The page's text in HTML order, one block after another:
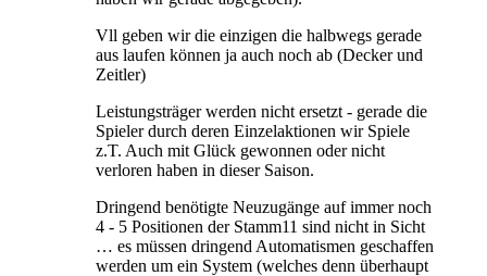
Vll geben wir die einzigen die halbwegs gerade
aus laufen können ja auch noch ab (Decker und
Zeitler)
Leistungsträger werden nicht ersetzt - gerade die
Spieler durch deren Einzelaktionen wir Spiele
z.T. Auch mit Glück gewonnen oder nicht
verloren haben in dieser Saison.
Dringend benötigte Neuzugänge auf immer noch
4 - 5 Positionen der Stamm11 sind nicht in Sicht
… es müssen dringend Automatismen geschaffen
werden um ein System (welches denn überhaupt